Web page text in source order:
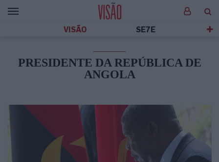
VISÃO SE7E
PRESIDENTE DA REPÚBLICA DE
ANGOLA